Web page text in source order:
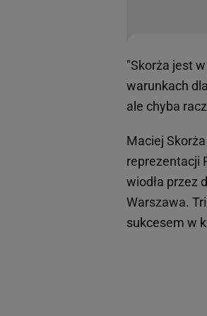
"Skorża jest
warunkach
ale chyba
Maciej
reprezentacji
wiodła przez
Warszawa.
sukcesem w